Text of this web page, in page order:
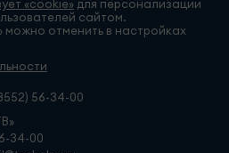
«cookie» для персонализации
сайтом.
можно отменить в настройках
56-34-00
34-00